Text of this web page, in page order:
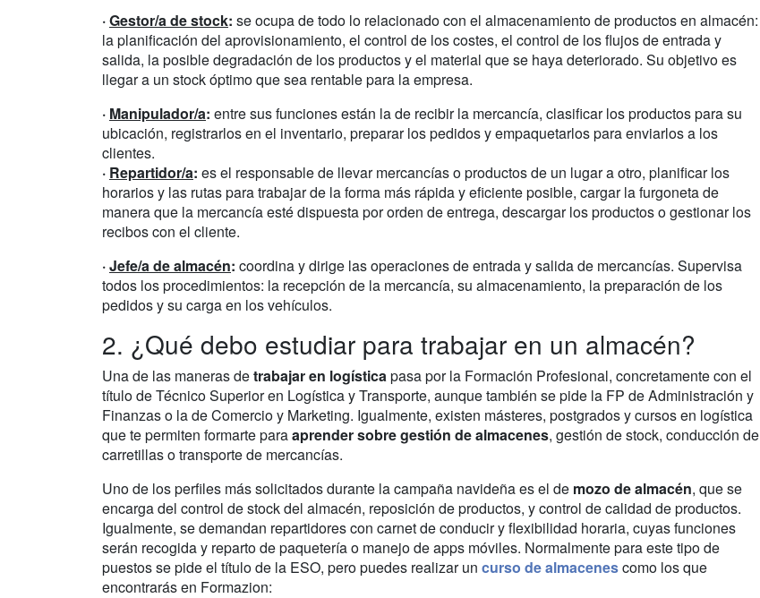
·Gestor/a de stock: se ocupa de todo lo relacionado con el almacenamiento de productos en almacén:
la planificación del aprovisionamiento, el control de los costes, el control de los flujos de entrada y
salida, la posible degradación de los productos y el material que se haya deteriorado. Su objetivo es
llegar a un stock óptimo que sea rentable para la empresa.
· Manipulador/a: entre sus funciones están la de recibir la mercancía, clasificar los productos para su
ubicación, registrarlos en el inventario, preparar los pedidos y empaquetarlos para enviarlos a los
clientes.
· Repartidor/a: es el responsable de llevar mercancías o productos de un lugar a otro, planificar los
horarios y las rutas para trabajar de la forma más rápida y eficiente posible, cargar la furgoneta de
manera que la mercancía esté dispuesta por orden de entrega, descargar los productos o gestionar los
recibos con el cliente.
·Jefe/a de almacén: coordina y dirige las operaciones de entrada y salida de mercancías. Supervisa
todos los procedimientos: la recepción de la mercancía, su almacenamiento, la preparación de los
pedidos y su carga en los vehículos.
2. ¿Qué debo estudiar para trabajar en un almacén?
Una de las maneras detrabajar en logística pasa por la Formación Profesional, concretamente con el
título de Técnico Superior en Logística y Transporte, aunque también se pide la FP de Administración y
Finanzas o la de Comercio y Marketing. Igualmente, existen másteres, postgrados y cursos en logística
que te permiten formarte paraaprender sobre gestión de almacenes, gestión de stock, conducción de
carretillas o transporte de mercancías.
Uno de los perfiles más solicitados durante la campaña navideña es el de mozo de almacén, que se
encarga del control de stock del almacén, reposición de productos, y control de calidad de productos.
Igualmente, se demandan repartidores con carnet de conducir y flexibilidad horaria, cuyas funciones
serán recogida y reparto de paquetería o manejo de apps móviles. Normalmente para este tipo de
puestos se pide el título de la ESO, pero puedes realizar un curso de almacenescomo los que
encontrarás en Formazion: